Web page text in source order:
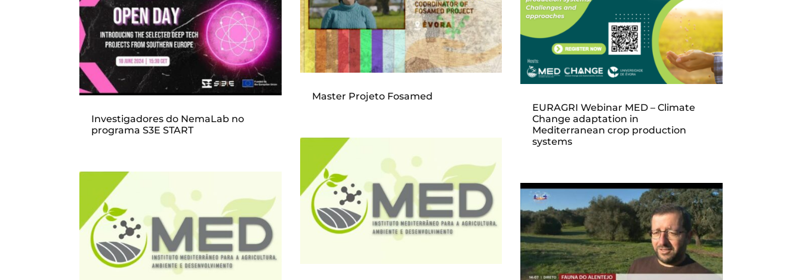
Investigadores do NemaLab no
programa S3E START
Master Projeto Fosamed
EURAGRI Webinar MED – Climate
Change adaptation in
Mediterranean crop production
systems